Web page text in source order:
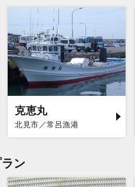
克恵丸
北見市／常呂漁港
ン